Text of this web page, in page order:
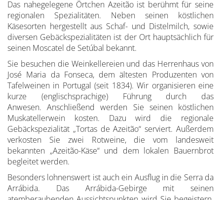
Das nahegelegene Örtchen Azeitão ist berühmt für seine
regionalen Spezialitäten. Neben seinen köstlichen
Käsesorten hergestellt aus Schaf- und Distelmilch, sowie
diversen Gebäckspezialitäten ist der Ort hauptsächlich für
seinen Moscatel de Setúbal bekannt.
Sie besuchen die Weinkellereien und das Herrenhaus von
José Maria da Fonseca, dem ältesten Produzenten von
Tafelweinen in Portugal (seit 1834). Wir organisieren eine
kurze (englischsprachige) Führung durch das
Anwesen. Anschließend werden Sie seinen köstlichen
Muskatellerwein kosten. Dazu wird die regionale
Gebäckspezialität „Tortas de Azeitão“ serviert. Außerdem
verkosten Sie zwei Rotweine, die vom landesweit
bekannten „Azeitão-Käse“ und dem lokalen Bauernbrot
begleitet werden.
Besonders lohnenswert ist auch ein Ausflug in die Serra da
Arrábida. Das Arrábida-Gebirge mit seinen